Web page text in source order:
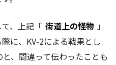
、上記「 街道上の怪物 」
に、KV-2による戦果とし
、間違って伝わったことも